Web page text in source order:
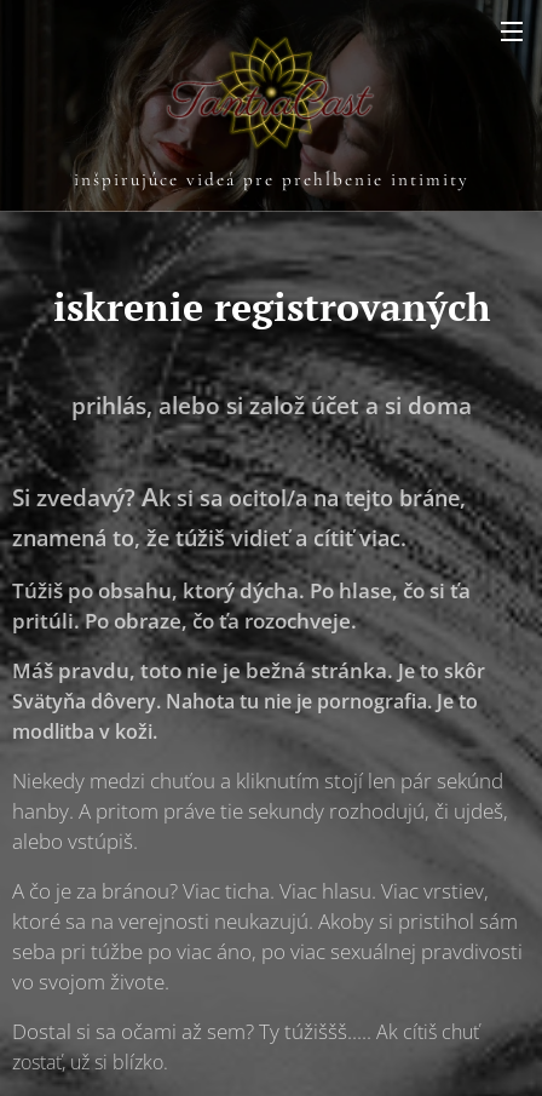
inšpirujúce videá pre prehĺbenie intimity
iskrenie registrovaných
prihlás, alebo si založ účet a si doma
Si zvedavý?Ak si sa ocitol/a na tejto bráne,
znamená to, že túžiš vidieť a cítiť viac.
Túžiš po obsahu, ktorý dýcha. Po hlase, čo si ťa
pritúli. Po obraze, čo ťa rozochveje.
Máš pravdu, toto nie je bežná stránka. Je to skôr
Svätyňa dôvery. Nahota tu nie je pornografia. Je to
modlitba v koži.
Niekedy medzi chuťou a kliknutím stojí len pár sekúnd
hanby. A pritom práve tie sekundy rozhodujú, či ujdeš,
alebo vstúpiš.
A čo je za bránou? Viac ticha. Viac hlasu. Viac vrstiev,
ktoré sa na verejnosti neukazujú. Akoby si pristihol sám
seba pri túžbe po viac áno, po viac sexuálnej pravdivosti
vo svojom živote.
Dostal si sa očami až sem? Ty túžiššš..... Ak cítiš chuť
zostať, už si blízko.